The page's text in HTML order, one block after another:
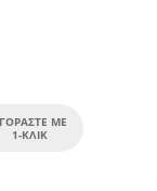
ΜΕ
1-ΚΛΙΚ